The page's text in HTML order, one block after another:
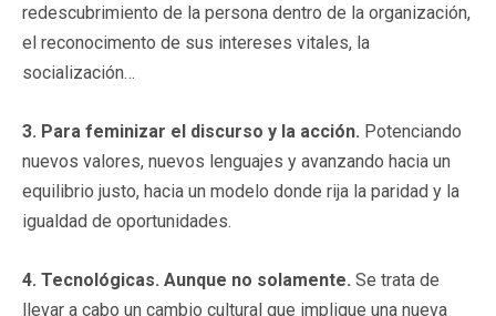
redescubrimiento de la persona dentro de la organización,
el reconocimento de sus intereses vitales, la
socialización…
3. Para feminizar el discurso y la acción. Potenciando
nuevos valores, nuevos lenguajes y avanzando hacia un
equilibrio justo, hacia un modelo donde rija la paridad y la
igualdad de oportunidades.
4. Tecnológicas. Aunque no solamente. Se trata de
llevar a cabo un cambio cultural que implique una nueva